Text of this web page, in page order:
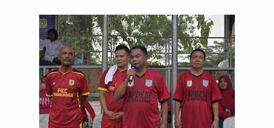
ADVETORIAL
REDAKSI